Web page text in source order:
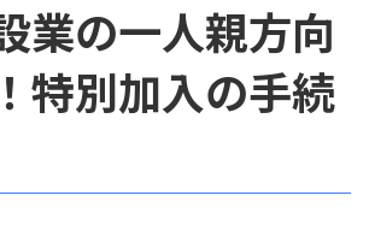
業の一人親方向
特別加入の手続